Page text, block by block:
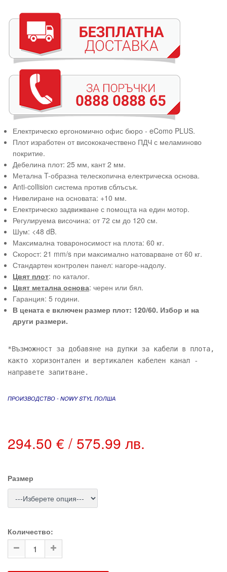
Електрическо ергономично офис бюро - eComo PLUS.
Плот изработен от висококачествено ПДЧ с меламиново
покритие.
Дебелина плот: 25 мм, кант 2 мм.
Метална T-образна телескопична електрическа основа.
Anti-collision система против сблъсък.
Нивелиране на основата: +10 мм.
Електрическо задвижване с помощта на един мотор.
Регулируема височина: от 72 см до 120 см.
Шум: <48 dB.
Максимална товароносимост на плота: 60 кг.
Скорост: 21 mm/s при максимално натоварване от 60 кг.
Стандартен контролен панел: нагоре-надолу.
Цвят плот: по каталог.
Цвят метална основа: черен или бял.
Гаранция: 5 години.
В цената е включен размер плот: 120/60. Избор и на
други размери.
*Възможност за добавяне на дупки за кабели в плота,
както хоризонтален и вертикален кабелен канал -
направете запитване.
ПРОИЗВОДСТВО - NOWY STYL ПОЛША
294.50 € / 575.99 лв.
Размер
Количество: